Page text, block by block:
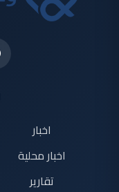
اخبار
اخبار محلية
تقارير